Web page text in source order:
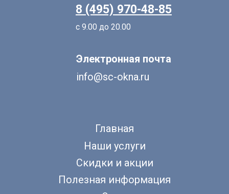
8 (495) 970-48-85
с 9.00 до 20.00
Электронная почта
info@sc-okna.ru
Главная
Наши услуги
Скидки и акции
Полезная информация